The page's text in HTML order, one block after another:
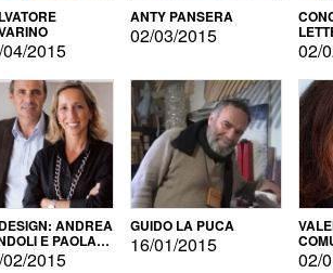
2015
ANTY PANSERA
02/03/2015
02/
ANDREA
E PAOLA
2015
GUIDO LA PUCA
16/01/2015
02/